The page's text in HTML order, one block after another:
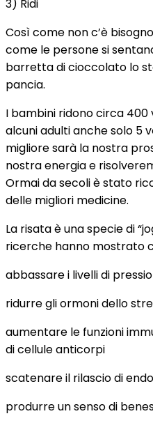
3) Ridi
Così come non c’è
come le persone si
barretta di cioccolato lo
pancia.
I bambini ridono circa
alcuni adulti anche solo 5
migliore sarà la nostra
nostra energia e
Ormai da secoli è stato
delle migliori medicine.
La risata è una specie di
ricerche hanno mostrato
abbassare i livelli di
ridurre gli ormoni dello
aumentare le funzioni
di cellule anticorpi
scatenare il rilascio di
produrre un senso di